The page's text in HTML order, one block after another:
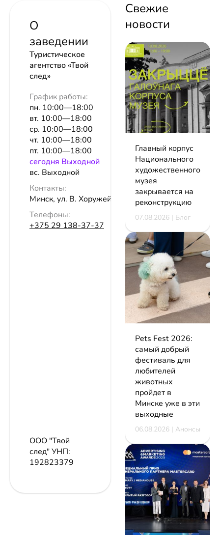
О
заведении
Туристическое
агентство «Твой
след»
График работы:
пн. 10:00—18:00
вт. 10:00—18:00
ср. 10:00—18:00
чт. 10:00—18:00
пт. 10:00—18:00
сeгодня Выходной
вс. Выходной
Контакты:
Минск, ул. В. Хоружей, 3
Телефоны:
+375 29 138-37-37
ООО "Твой
след"УНП:
192823379
Свежие
новости
Главный корпус
Национального
художественного
музея
закрывается на
реконструкцию
07.08.2026 | Блог
Pets Fest 2026:
самый добрый
фестиваль для
любителей
животных
пройдет в
Минске уже в эти
выходные
06.08.2026 | Анонсы